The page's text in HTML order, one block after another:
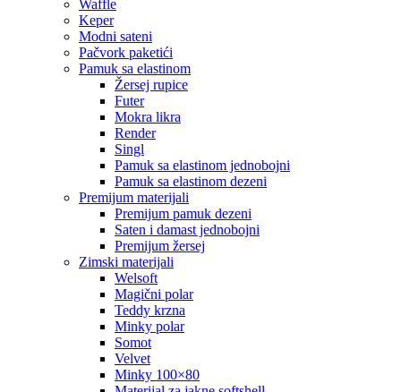
waffle
keper
modni sateni
pačvork paketići
pamuk sa elastinom
žersej rupice
futer
mokra likra
render
singl
pamuk sa elastinom jednobojni
pamuk sa elastinom dezeni
premijum materijali
premijum pamuk dezeni
saten i damast jednobojni
premijum žersej
zimski materijali
welsoft
magični polar
teddy krzna
minky polar
somot
velvet
minky 100×80